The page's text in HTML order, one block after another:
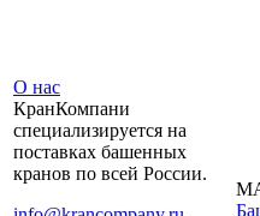
О нас
КранКомпани
специализируется на
поставках башенных
кранов по всей России.